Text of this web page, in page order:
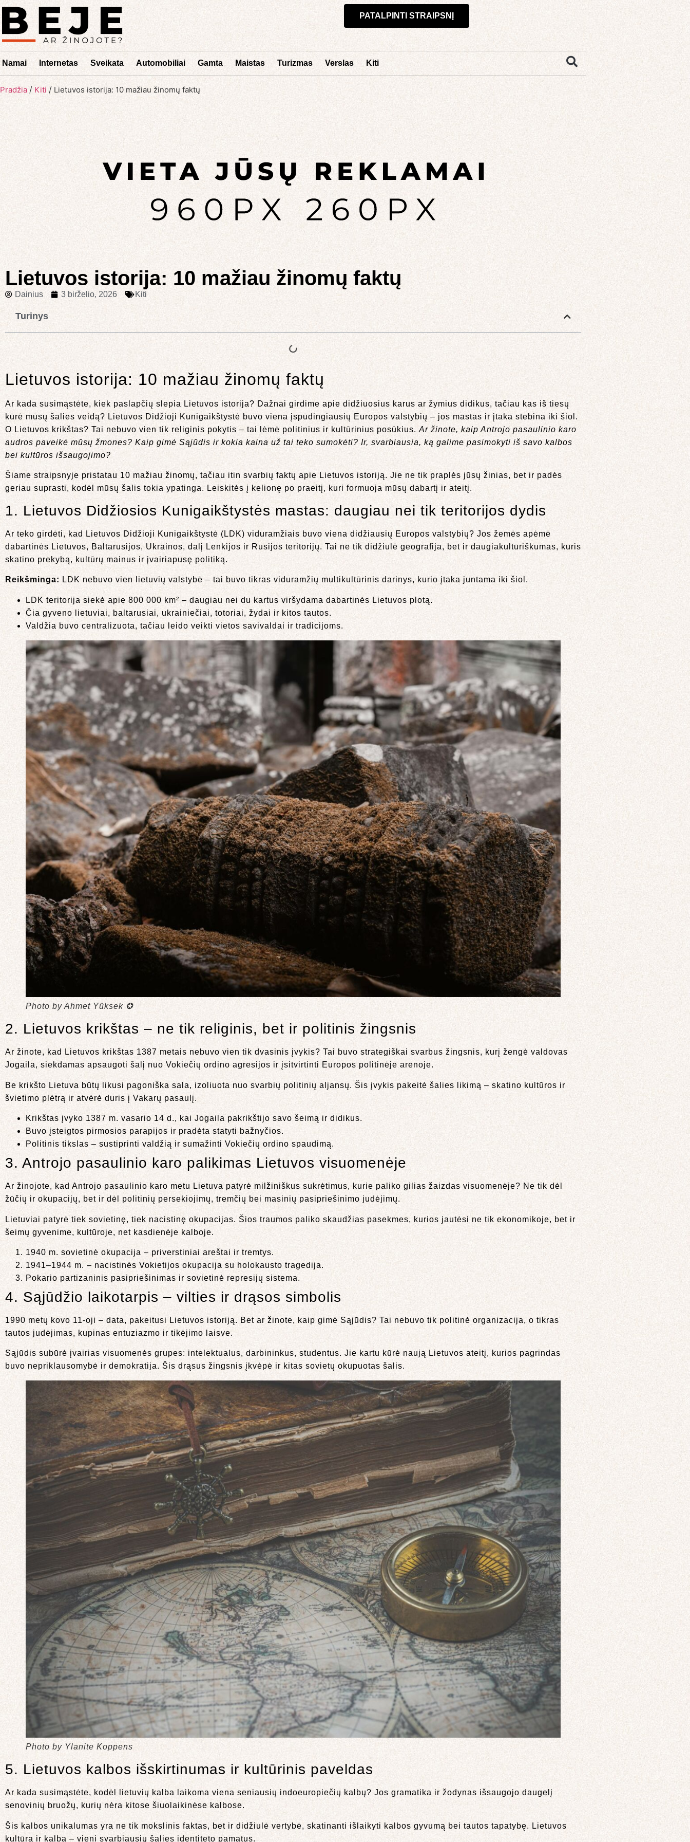
PATALPINTI STRAIPSNĮ
Namai Internetas Sveikata Automobiliai Gamta Maistas Turizmas Verslas Kiti
Pradžia / Kiti / Lietuvos istorija: 10 mažiau žinomų faktų
Lietuvos istorija: 10 mažiau žinomų faktų
Dainius 3 birželio, 2026 Kiti
Turinys
Lietuvos istorija: 10 mažiau žinomų faktų
Ar kada susimąstėte, kiek paslapčių slepia Lietuvos istorija? Dažnai girdime apie didžiuosius karus ar žymius didikus, tačiau kas iš tiesų
kūrė mūsų šalies veidą? Lietuvos Didžioji Kunigaikštystė buvo viena įspūdingiausių Europos valstybių – jos mastas ir įtaka stebina iki šiol.
O Lietuvos krikštas? Tai nebuvo vien tik religinis pokytis – tai lėmė politinius ir kultūrinius posūkius. Ar žinote, kaip Antrojo pasaulinio karo
audros paveikė mūsų žmones? Kaip gimė Sąjūdis ir kokia kaina už tai teko sumokėti? Ir, svarbiausia, ką galime pasimokyti iš savo kalbos
bei kultūros išsaugojimo?
Šiame straipsnyje pristatau 10 mažiau žinomų, tačiau itin svarbių faktų apie Lietuvos istoriją. Jie ne tik praplės jūsų žinias, bet ir padės
geriau suprasti, kodėl mūsų šalis tokia ypatinga. Leiskitės į kelionę po praeitį, kuri formuoja mūsų dabartį ir ateitį.
1. Lietuvos Didžiosios Kunigaikštystės mastas: daugiau nei tik teritorijos dydis
Ar teko girdėti, kad Lietuvos Didžioji Kunigaikštystė (LDK) viduramžiais buvo viena didžiausių Europos valstybių? Jos žemės apėmė
dabartinės Lietuvos, Baltarusijos, Ukrainos, dalį Lenkijos ir Rusijos teritorijų. Tai ne tik didžiulė geografija, bet ir daugiakultūriškumas, kuris
skatino prekybą, kultūrų mainus ir įvairiapusę politiką.
Reikšminga: LDK nebuvo vien lietuvių valstybė – tai buvo tikras viduramžių multikultūrinis darinys, kurio įtaka juntama iki šiol.
LDK teritorija siekė apie 800 000 km² – daugiau nei du kartus viršydama dabartinės Lietuvos plotą.
Čia gyveno lietuviai, baltarusiai, ukrainiečiai, totoriai, žydai ir kitos tautos.
Valdžia buvo centralizuota, tačiau leido veikti vietos savivaldai ir tradicijoms.
Photo by Ahmet Yüksek ✪
2. Lietuvos krikštas – ne tik religinis, bet ir politinis žingsnis
Ar žinote, kad Lietuvos krikštas 1387 metais nebuvo vien tik dvasinis įvykis? Tai buvo strategiškai svarbus žingsnis, kurį žengė valdovas
Jogaila, siekdamas apsaugoti šalį nuo Vokiečių ordino agresijos ir įsitvirtinti Europos politinėje arenoje.
Be krikšto Lietuva būtų likusi pagoniška sala, izoliuota nuo svarbių politinių aljansų. Šis įvykis pakeitė šalies likimą – skatino kultūros ir
švietimo plėtrą ir atvėrė duris į Vakarų pasaulį.
Krikštas įvyko 1387 m. vasario 14 d., kai Jogaila pakrikštijo savo šeimą ir didikus.
Buvo įsteigtos pirmosios parapijos ir pradėta statyti bažnyčios.
Politinis tikslas – sustiprinti valdžią ir sumažinti Vokiečių ordino spaudimą.
3. Antrojo pasaulinio karo palikimas Lietuvos visuomenėje
Ar žinojote, kad Antrojo pasaulinio karo metu Lietuva patyrė milžiniškus sukrėtimus, kurie paliko gilias žaizdas visuomenėje? Ne tik dėl
žūčių ir okupacijų, bet ir dėl politinių persekiojimų, tremčių bei masinių pasipriešinimo judėjimų.
Lietuviai patyrė tiek sovietinę, tiek nacistinę okupacijas. Šios traumos paliko skaudžias pasekmes, kurios jautėsi ne tik ekonomikoje, bet ir
šeimų gyvenime, kultūroje, net kasdienėje kalboje.
1940 m. sovietinė okupacija – priverstiniai areštai ir tremtys.
1941–1944 m. – nacistinės Vokietijos okupacija su holokausto tragedija.
Pokario partizaninis pasipriešinimas ir sovietinė represijų sistema.
4. Sąjūdžio laikotarpis – vilties ir drąsos simbolis
1990 metų kovo 11-oji – data, pakeitusi Lietuvos istoriją. Bet ar žinote, kaip gimė Sąjūdis? Tai nebuvo tik politinė organizacija, o tikras
tautos judėjimas, kupinas entuziazmo ir tikėjimo laisve.
Sąjūdis subūrė įvairias visuomenės grupes: intelektualus, darbininkus, studentus. Jie kartu kūrė naują Lietuvos ateitį, kurios pagrindas
buvo nepriklausomybė ir demokratija. Šis drąsus žingsnis įkvėpė ir kitas sovietų okupuotas šalis.
Photo by Ylanite Koppens
5. Lietuvos kalbos išskirtinumas ir kultūrinis paveldas
Ar kada susimąstėte, kodėl lietuvių kalba laikoma viena seniausių indoeuropiečių kalbų? Jos gramatika ir žodynas išsaugojo daugelį
senovinių bruožų, kurių nėra kitose šiuolaikinėse kalbose.
Šis kalbos unikalumas yra ne tik mokslinis faktas, bet ir didžiulė vertybė, skatinanti išlaikyti kalbos gyvumą bei tautos tapatybę. Lietuvos
kultūra ir kalba – vieni svarbiausių šalies identiteto pamatus.